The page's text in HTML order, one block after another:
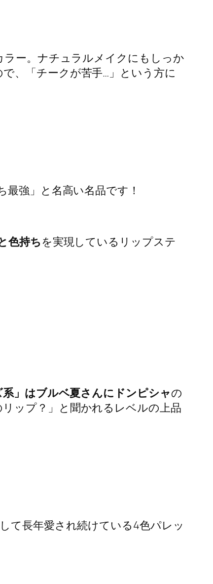
ラー。ナチュラルメイクにもしっか
、「チークが苦手…」という方に
強」と名高い名品です！
色持ちを実現しているリップステ
系」はブルベ夏さんにドンピシャの
ップ？」と聞かれるレベルの上品
て長年愛され続けている4色パレッ